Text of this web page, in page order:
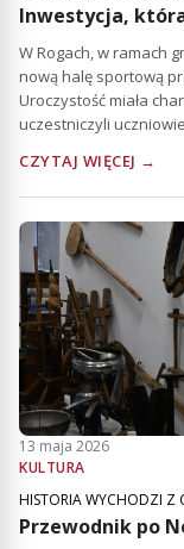
Inwestycja,
W Rogach, w ramach
nową halę sportową
Uroczystość miała
uczestniczyli
CZYTAJ WIĘCEJ →
13 maja 2026
KULTURA
HISTORIA WYCHODZI Z
Przewodnik po